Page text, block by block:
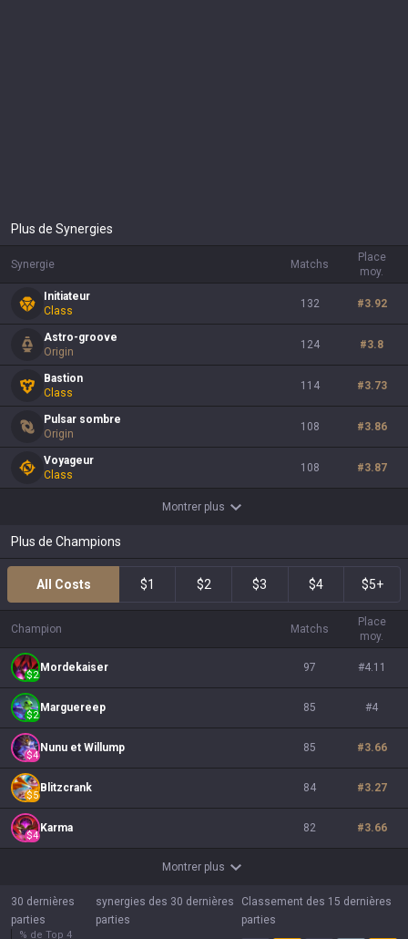
Plus de Synergies
Synergie Matchs
Place
moy.
Initiateur
Class
132 #3.92
Astro-groove
Origin
124 #3.8
Bastion
Class
114 #3.73
Pulsar sombre
Origin
108 #3.86
Voyageur
Class
108 #3.87
Montrer plus
Plus de Champions
All Costs $1 $2 $3 $4 $5+
Champion Matchs
Place
moy.
$2
Mordekaiser 97 #4.11
$2
Marguereep 85 #4
$4
Nunu et Willump 85 #3.66
$5
Blitzcrank 84 #3.27
$4
Karma 82 #3.66
Montrer plus
30 dernières
parties
% de Top 4
synergies des 30 dernières
parties
Classement des 15 dernières
parties